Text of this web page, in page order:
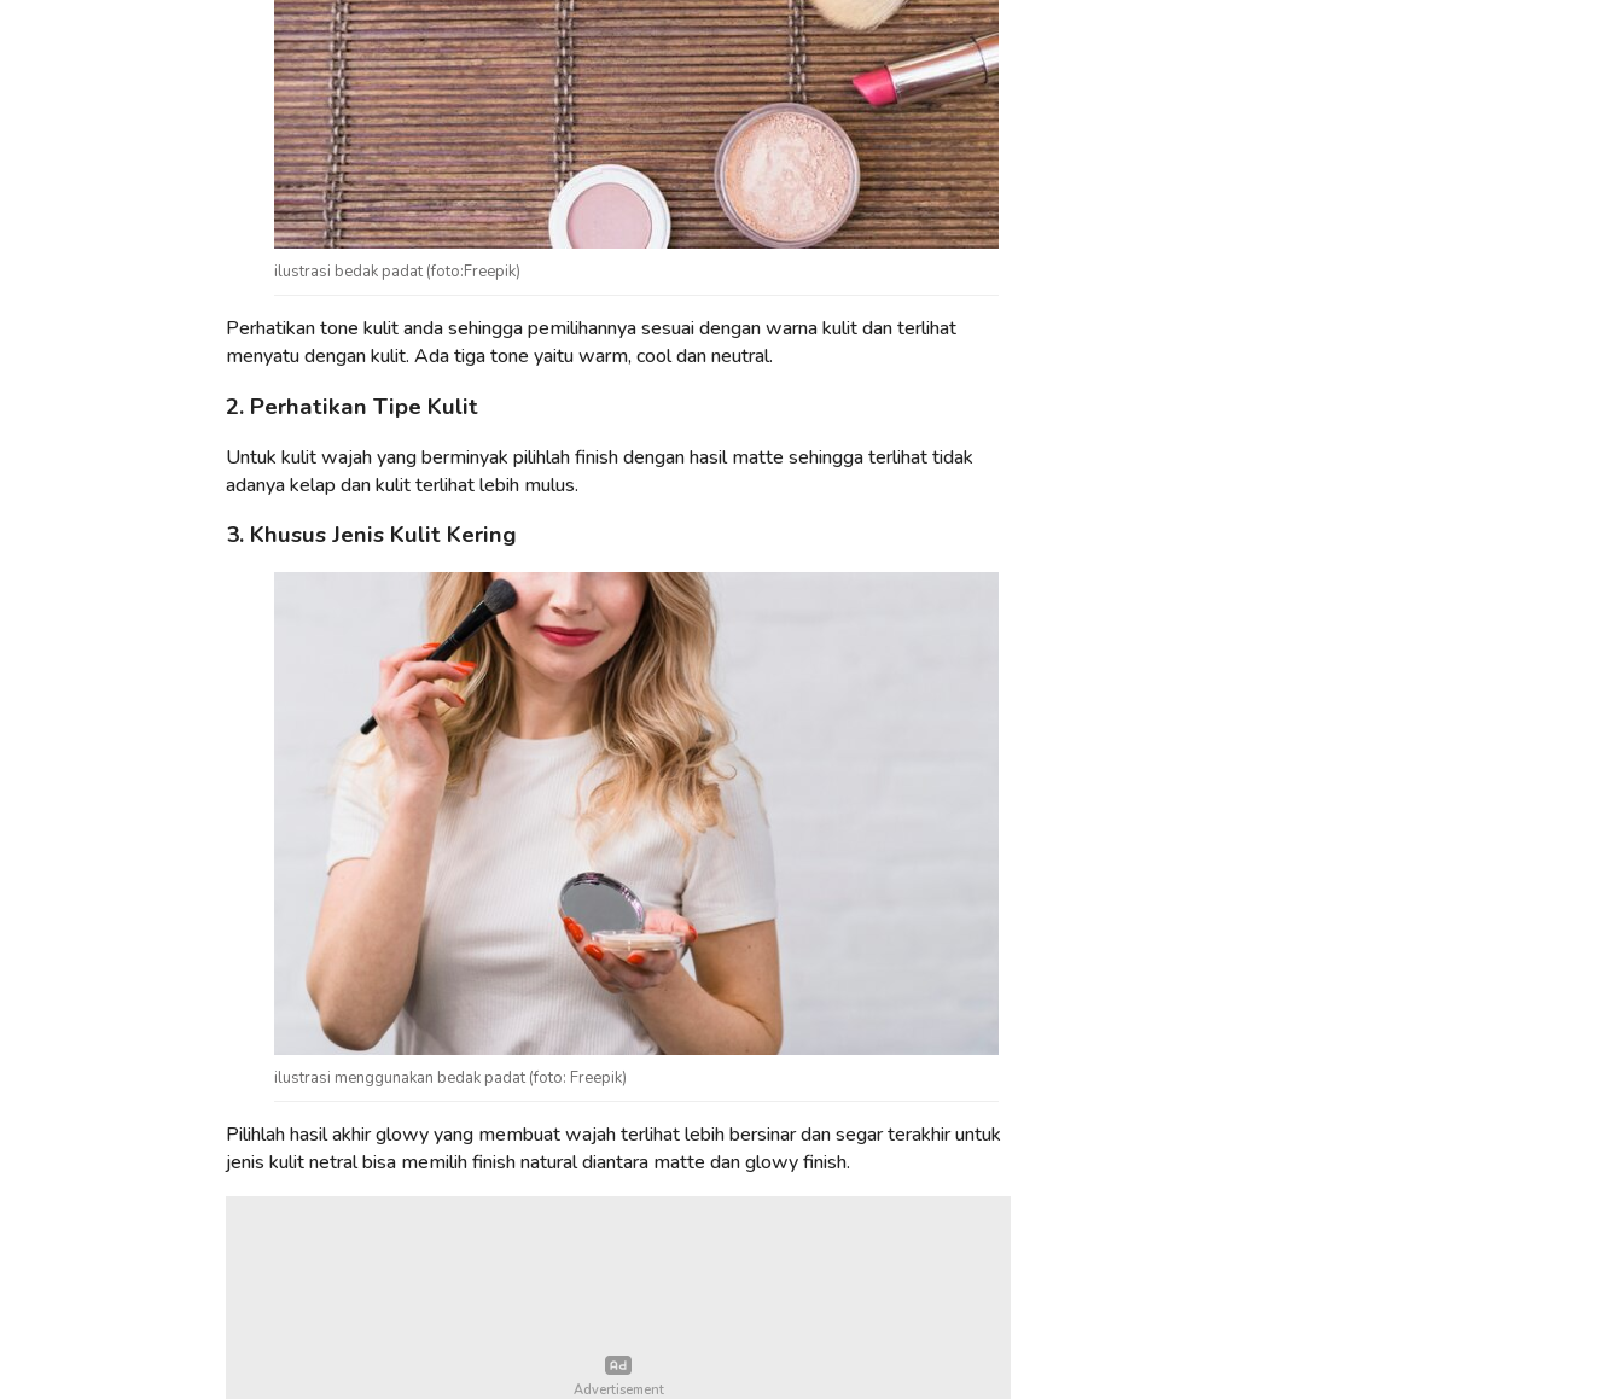
ilustrasi bedak padat (foto:Freepik)
Perhatikan tone kulit anda sehingga pemilihannya sesuai dengan warna kulit dan terlihat
menyatu dengan kulit. Ada tiga tone yaitu warm, cool dan neutral.
2. Perhatikan Tipe Kulit
Untuk kulit wajah yang berminyak pilihlah finish dengan hasil matte sehingga terlihat tidak
adanya kelap dan kulit terlihat lebih mulus.
3. Khusus Jenis Kulit Kering
ilustrasi menggunakan bedak padat (foto: Freepik)
Pilihlah hasil akhir glowy yang membuat wajah terlihat lebih bersinar dan segar terakhir untuk
jenis kulit netral bisa memilih finish natural diantara matte dan glowy finish.